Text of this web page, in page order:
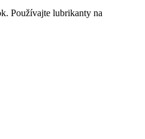
Používajte lubrikanty na